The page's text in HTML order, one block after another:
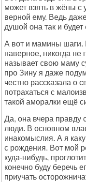
может взять в жёны с
верной ему. Ведь
душой она так и будет
А вот и мамины шаги.
наверное, никогда
называет свою маму
про Зину я даже
честно рассказала о
потрахаться с
такой аморалки ещё
Да, она вчера правду
люди. В основном
инакомыслия. А я
с рождения. Вот мой
куда-нибудь,
конечно буду беречь
приучать